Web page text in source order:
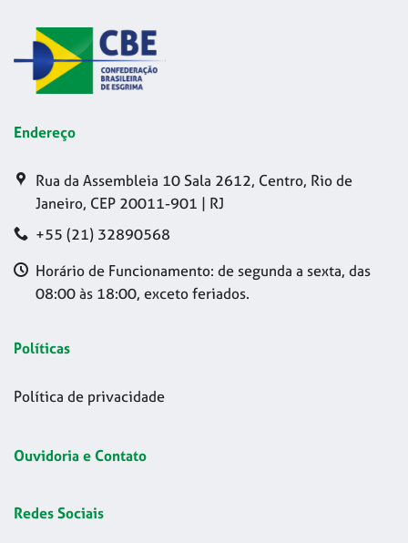
Endereço
Rua da Assembleia 10 Sala 2612, Centro, Rio de
Janeiro, CEP 20011-901 | RJ
+55 (21) 32890568
Horário de Funcionamento: de segunda a sexta, das
08:00 às 18:00, exceto feriados.
Políticas
Política de privacidade
Ouvidoria e Contato
Redes Sociais